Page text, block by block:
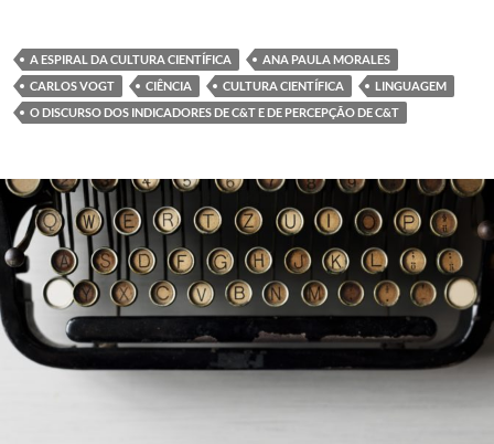
A ESPIRAL DA CULTURA CIENTÍFICA
ANA PAULA MORALES
CARLOS VOGT
CIÊNCIA CULTURA CIENTÍFICA
LINGUAGEM
O DISCURSO DOS INDICADORES DE C&T E DE PERCEPÇÃO DE C&T